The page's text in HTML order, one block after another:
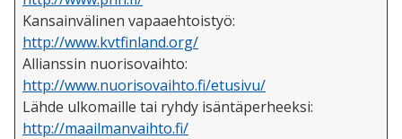
Kansainvälinen vapaaehtoistyö:
http://www.kvtfinland.org/
Allianssin nuorisovaihto:
http://www.nuorisovaihto.fi/etusivu/
Lähde ulkomaille tai ryhdy isäntäperheeksi:
http://maailmanvaihto.fi/